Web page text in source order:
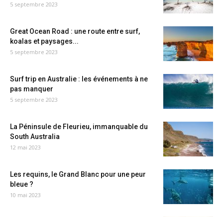
5 septembre 2023
Great Ocean Road : une route entre surf,
koalas et paysages...
5 septembre 2023
Surf trip en Australie : les événements à ne
pas manquer
5 septembre 2023
La Péninsule de Fleurieu, immanquable du
South Australia
12 mai 2023
Les requins, le Grand Blanc pour une peur
bleue ?
10 mai 2023